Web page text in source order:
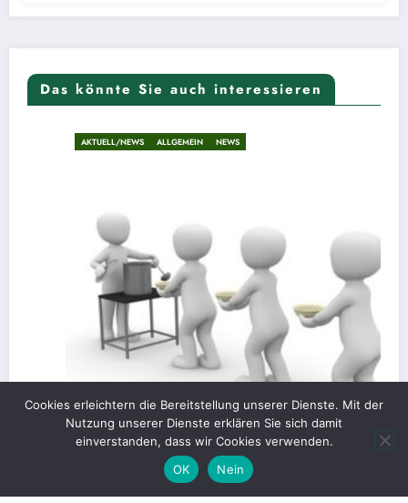
Das könnte Sie auch interessieren
AKTUELL/NEWS ALLGEMEIN NEWS
Cookies erleichtern die Bereitstellung unserer Dienste. Mit der
Nutzung unserer Dienste erklären Sie sich damit
einverstanden, dass wir Cookies verwenden.
OK
Nein